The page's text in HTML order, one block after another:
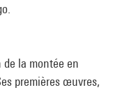
de la montée en
premières œuvres,